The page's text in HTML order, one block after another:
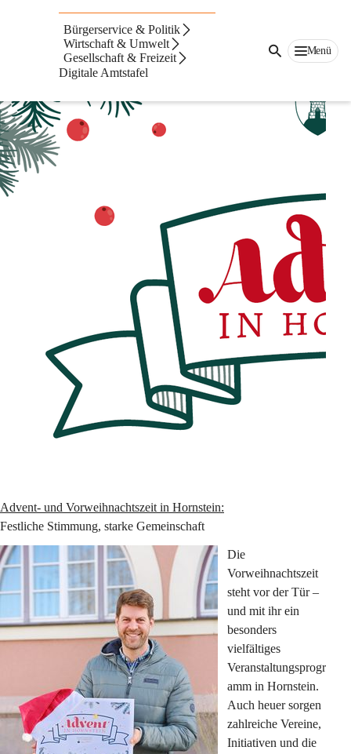
Bürgerservice & Politik
Wirtschaft & Umwelt
Gesellschaft & Freizeit
Digitale Amtstafel
Menü
Advent in Hornstein
Advent- und Vorweihnachtszeit in Hornstein:
Festliche Stimmung, starke Gemeinschaft
Die
Vorweihnachtszeit
steht vor der Tür –
und mit ihr ein
besonders
vielfältiges
Veranstaltungsprogr
amm in Hornstein.
Auch heuer sorgen
zahlreiche Vereine,
Initiativen und die